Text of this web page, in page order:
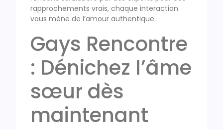
rapprochements vrais, chaque interaction
vous mène de l’amour authentique.
Gays Rencontre
: Dénichez l’âme
sœur dès
maintenant